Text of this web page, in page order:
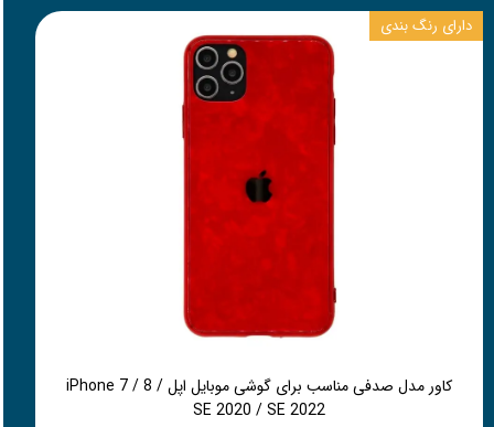
کاور مدل صدفی مناسب برای گوشی موبایل اپل iPhone 7 / 8 /
SE 2020 / SE 2022
دارای رنگ بندی